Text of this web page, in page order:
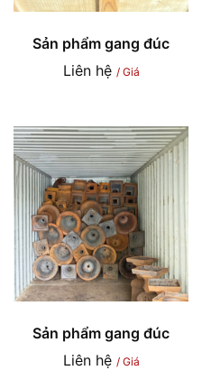
Sản phẩm gang đúc
Liên hệ / Giá
Sản phẩm gang đúc
Liên hệ / Giá